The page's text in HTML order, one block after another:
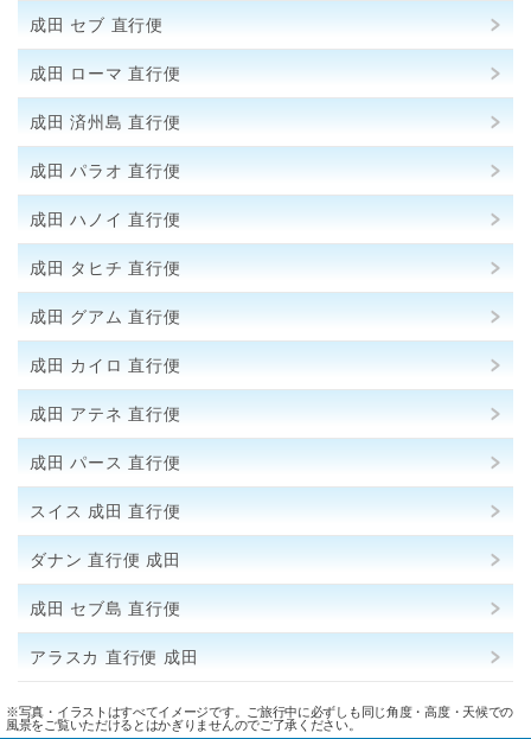
成田 セブ 直行便
成田 ローマ 直行便
成田 済州島 直行便
成田 パラオ 直行便
成田 ハノイ 直行便
成田 タヒチ 直行便
成田 グアム 直行便
成田 カイロ 直行便
成田 アテネ 直行便
成田 パース 直行便
スイス 成田 直行便
ダナン 直行便 成田
成田 セブ島 直行便
アラスカ 直行便 成田
※写真・イラストはすべてイメージです。ご旅行中に必ずしも同じ角度・高度・天候での
風景をご覧いただけるとはかぎりませんのでご了承ください。